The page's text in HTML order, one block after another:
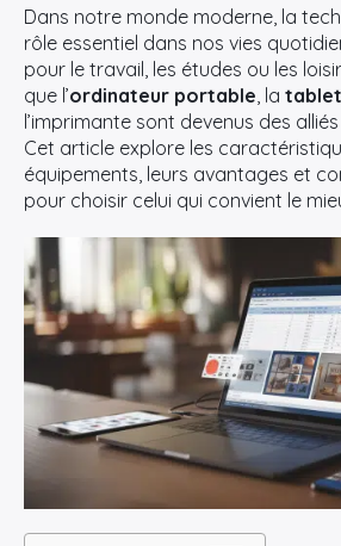
Dans notre monde moderne, la
rôle essentiel dans nos vies
pour le travail, les études ou les
que l’ordinateur portable, la
l’imprimante sont devenus des
Cet article explore les
équipements, leurs avantages et
pour choisir celui qui convient le